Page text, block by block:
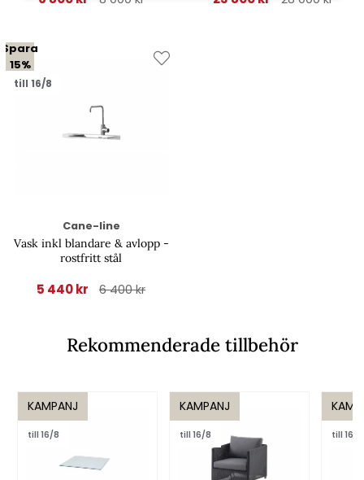
Spara
15%
till 16/8
Cane-line
Vask inkl blandare & avlopp -
rostfritt stål
5 440 kr 6 400 kr
Rekommenderade tillbehör
KAMPANJ
till 16/8
KAMPANJ
till 16/8 till 16/8